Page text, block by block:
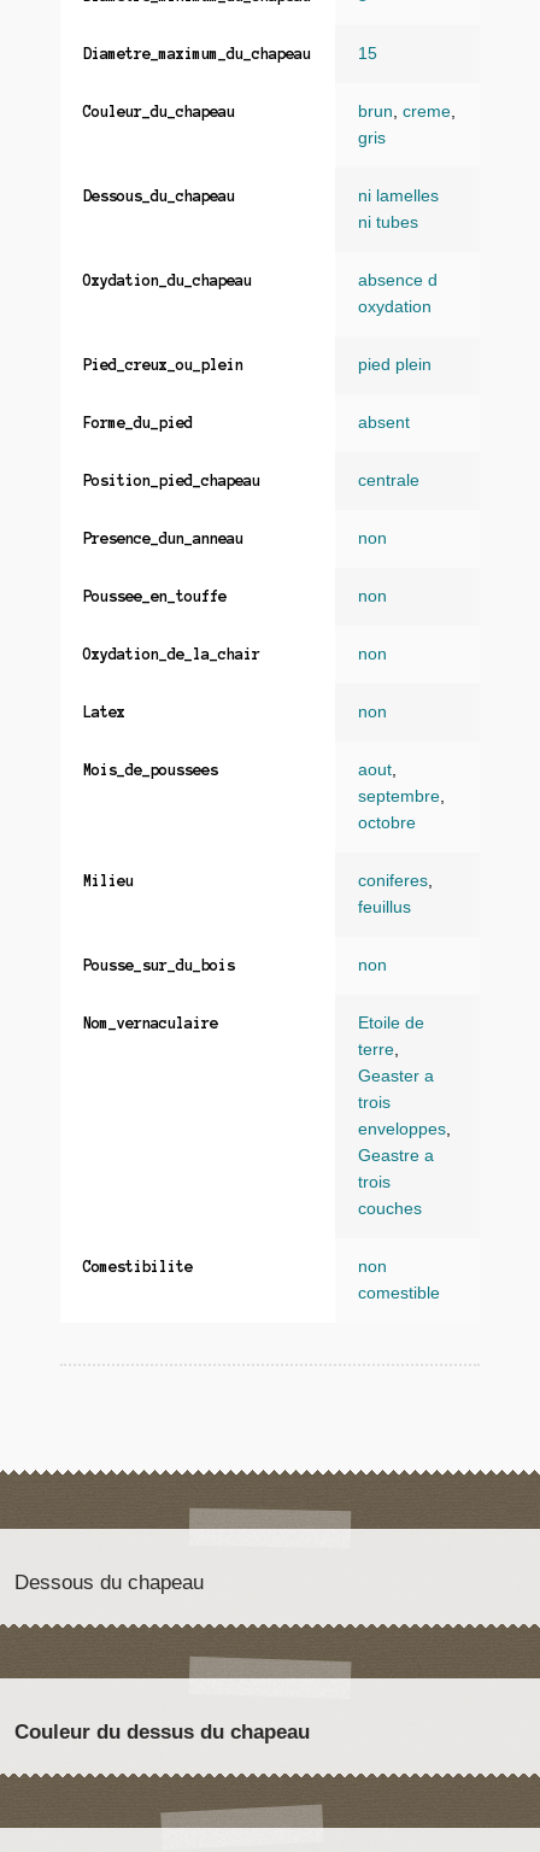
Diametre_maximum_du_chapeau 15
Couleur_du_chapeau brun, creme,
gris
Dessous_du_chapeau
ni lamelles
ni tubes
Oxydation_du_chapeau
absence d
oxydation
Pied_creux_ou_plein pied plein
Forme_du_pied absent
Position_pied_chapeau centrale
Presence_dun_anneau non
Poussee_en_touffe non
Oxydation_de_la_chair non
Latex non
Mois_de_poussees aout,
septembre,
octobre
Milieu coniferes,
feuillus
Pousse_sur_du_bois non
Nom_vernaculaire
Etoile de
terre,
Geaster a
trois
enveloppes,
Geastre a
trois
couches
Comestibilite
non
comestible
Dessous du chapeau
Couleur du dessus du chapeau